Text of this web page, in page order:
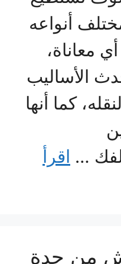
أنواعه
معاناة،
الأساليب
كما أنها
… اقرأ
من جدة